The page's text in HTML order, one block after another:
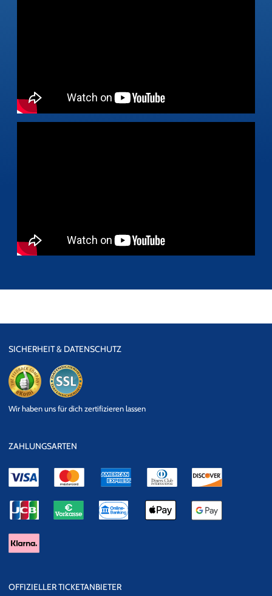
SICHERHEIT & DATENSCHUTZ
Datensicherheit
Wir haben uns für dich zertifizieren lassen
ZAHLUNGSARTEN
OFFIZIELLER TICKETANBIETER